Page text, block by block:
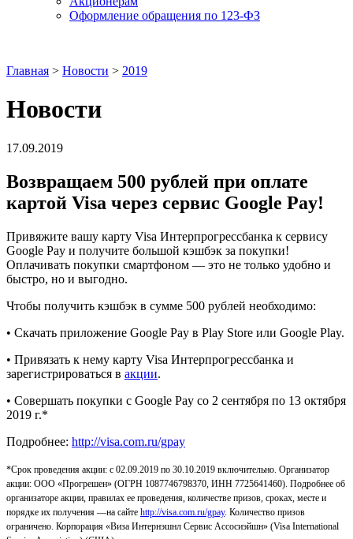
Оформление обращения по 123-ФЗ
Главная > Новости > 2019
Новости
17.09.2019
Возвращаем 500 рублей при оплате
картой Visa через сервис Google Pay!
Привяжите вашу карту Visa Интерпрогрессбанка к сервису
Google Pay и получите большой кэшбэк за покупки!
Оплачивать покупки смартфоном — это не только удобно и
быстро, но и выгодно.
Чтобы получить кэшбэк в сумме 500 рублей необходимо:
• Скачать приложение Google Pay в Play Store или Google Play.
• Привязать к нему карту Visa Интерпрогрессбанка и
зарегистрироваться в акции.
• Совершать покупки с Google Pay со 2 сентября по 13 октября
2019 г.*
Подробнее: http://visa.com.ru/gpay
*Срок проведения акции: с 02.09.2019 по 30.10.2019 включительно. Организатор
акции: ООО «Прогрешен» (ОГРН 1087746798370, ИНН 7725641460). Подробнее об
организаторе акции, правилах ее проведения, количестве призов, сроках, месте и
порядке их получения —на сайте http://visa.com.ru/gpay. Количество призов
ограничено. Корпорация «Виза Интернэшнл Сервис Ассосиэйшн» (Visa International